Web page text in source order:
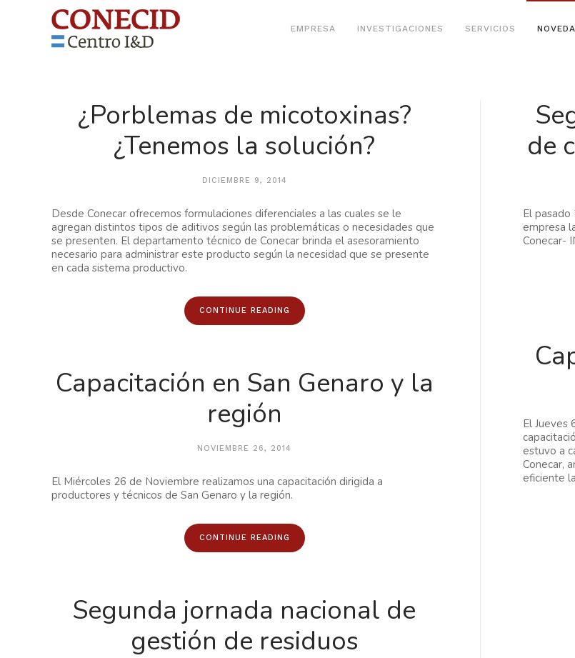
EMPRESA INVESTIGACIONES SERVICIOS
¿Porblemas de micotoxinas?
¿Tenemos la solución?
DICIEMBRE 9, 2014
Desde Conecar ofrecemos formulaciones diferenciales a las cuales se le
agregan distintos tipos de aditivos según las problemáticas o necesidades que
se presenten. El departamento técnico de Conecar brinda el asesoramiento
necesario para administrar este producto según la necesidad que se presente
en cada sistema productivo.
CONTINUE READING
Capacitación en San Genaro y la
región
NOVIEMBRE 26, 2014
El Miércoles 26 de Noviembre realizamos una capacitación dirigida a
productores y técnicos de San Genaro y la región.
CONTINUE READING
Segunda jornada nacional de
gestión de residuos
de
El
empresa
Conecar-
El Jueves
estuvo a
Conecar,
eficiente